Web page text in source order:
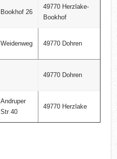
Bookhof 26
49770 Herzlake-
Bookhof
Weidenweg 49770 Dohren
49770 Dohren
Andruper
Str 40
49770 Herzlake